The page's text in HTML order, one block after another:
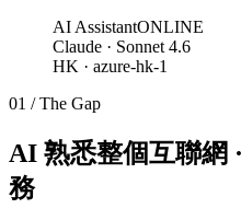
AI AssistantONLINE
Claude · Sonnet 4.6
HK · azure-hk-1
01 / The Gap
AI 熟悉整個互聯網
務